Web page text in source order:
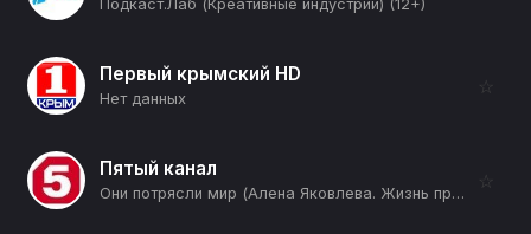
Подкаст.Лаб (Креативные индустрии) (12+)
Первый крымский HD
Нет данных
☆
Пятый канал
Они потрясли мир (Алена Яковлева. Жизнь против течения) (12+)
☆